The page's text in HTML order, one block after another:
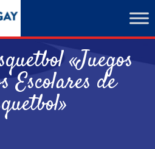
«Juegos
Escolares de